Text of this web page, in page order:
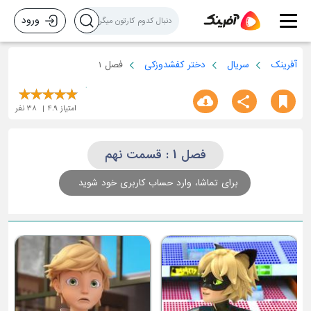
ورود
آفرینک سریال دختر کفشدوزکی فصل 1
امتیاز 4.9
38 نفر
فصل 1 : قسمت نهم
برای تماشا، وارد حساب کاربری خود شوید